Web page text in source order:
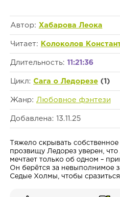
Автор: Хабарова Леока
Читает: Колоколов
Длительность: 11:21:36
Цикл: Сага о Ледорезе (1)
Жанр: Любовное фэнтези
Добавлена: 13.11.25
Тяжело скрывать
прозвищу Ледорез уверен,
мечтает только об одном –
Он берётся за невыполнимое
Седые Холмы, чтобы сразиться